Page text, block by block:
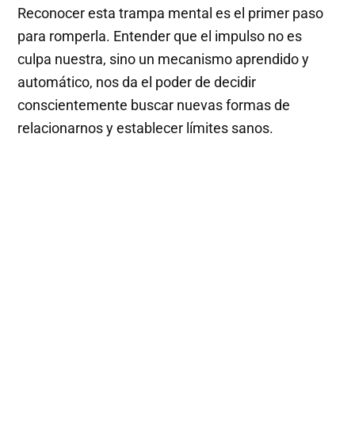
Reconocer esta trampa mental es el primer paso
para romperla. Entender que el impulso no es
culpa nuestra, sino un mecanismo aprendido y
automático, nos da el poder de decidir
conscientemente buscar nuevas formas de
relacionarnos y establecer límites sanos.